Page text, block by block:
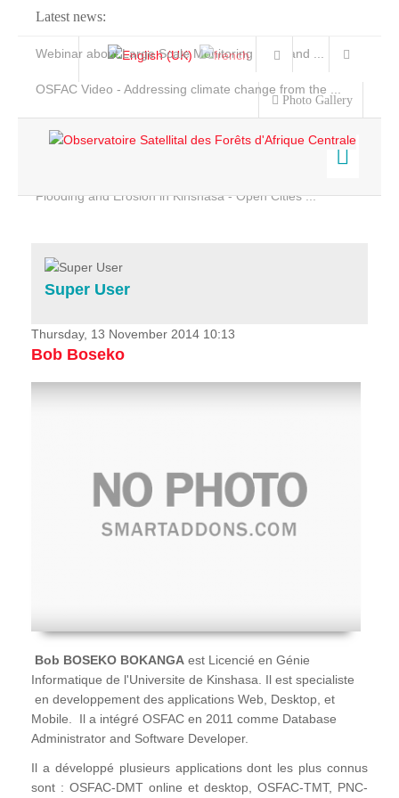
Latest news:
Webinar about Large Scale Monitoring and Land ...
OSFAC Video - Addressing climate change from the ...
Flooding and Erosion in Kinshasa - Open Cities ...
Photo Gallery
Home
Services
Projects
News & Stories
Super User
Thursday, 13 November 2014 10:13
Bob Boseko
Bob BOSEKO BOKANGA est Licencié en Génie
Informatique de l'Universite de Kinshasa. Il est specialiste
en developpement des applications Web, Desktop, et
Mobile. Il a intégré OSFAC en 2011 comme Database
Administrator and Software Developer.
Il a développé plusieurs applications dont les plus connus
sont : OSFAC-DMT online et desktop, OSFAC-TMT, PNC-